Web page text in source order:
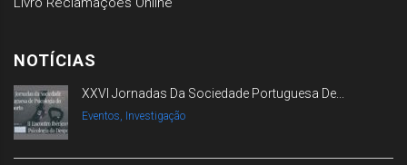
NOTÍCIAS
XXVI Jornadas Da Sociedade Portuguesa De...
Eventos, Investigação